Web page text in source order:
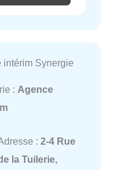
intérim Synergie
: Agence
: 2-4 Rue
la Tuilerie,